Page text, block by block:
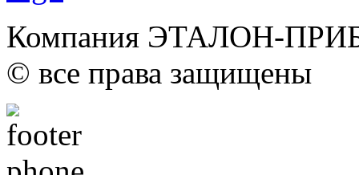
Компания ЭТАЛОН-
© все права защищены